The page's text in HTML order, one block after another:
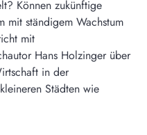
Können zukünftige
mit ständigem Wachstum
mit
Hans Holzinger über
in der
Städten wie